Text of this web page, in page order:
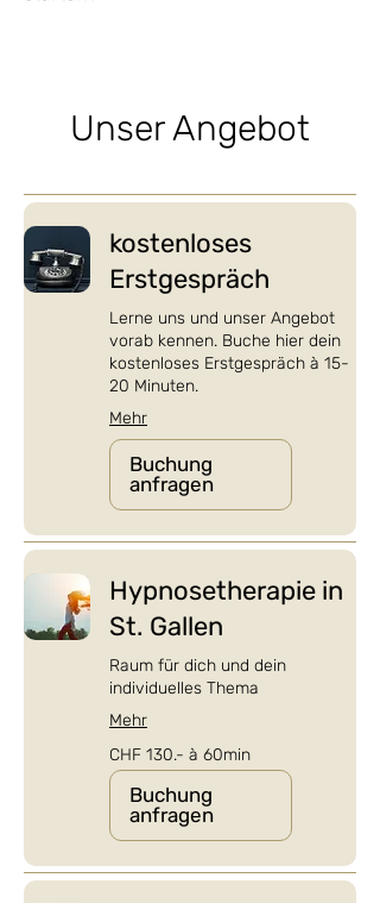
Unser Angebot
kostenloses
Erstgespräch
Lerne uns und unser Angebot
vorab kennen. Buche hier dein
kostenloses Erstgespräch à 15-
20 Minuten.
Mehr
Buchung
anfragen
Hypnosetherapie in
St. Gallen
Raum für dich und dein
individuelles Thema
Mehr
CHF
130.-
à
60min
CHF 130.- à 60min
Buchung
anfragen